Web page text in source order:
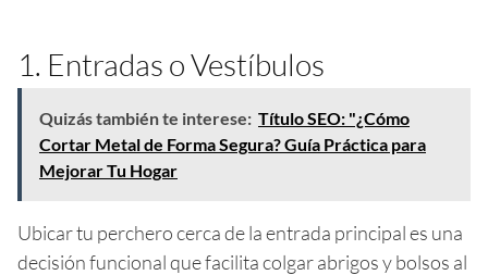
1. Entradas o Vestíbulos
Quizás también te interese: Título SEO: "¿Cómo
Cortar Metal de Forma Segura? Guía Práctica para
Mejorar Tu Hogar
Ubicar tu perchero cerca de la entrada principal es una
decisión funcional que facilita colgar abrigos y bolsos al